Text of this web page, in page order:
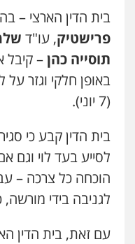
בית הדין הארצי –
פרישטיק, עו"ד
תוסייה כהן– קיבל
באופן חלקי וגזר
(7 יוני).
בית הדין קבע כי
לסייע בעד לוי וגם
הוכחה כל צרכה –
לגניבה בידי
עם זאת, בית הדין